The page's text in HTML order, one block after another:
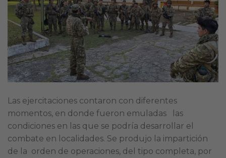
Las ejercitaciones contaron con diferentes
momentos, en donde fueron emuladas las
condiciones en las que se podría desarrollar el
combate en localidades. Se produjo la impartición
de la orden de operaciones, del tipo completa, por